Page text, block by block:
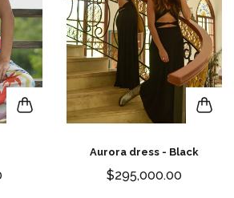
Aurora dress - Black
$295,000.00